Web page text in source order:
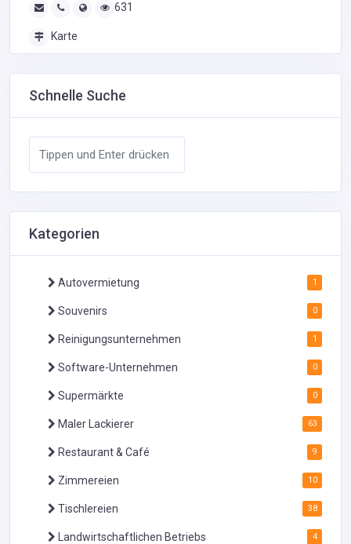
631
Karte
Schnelle Suche
Kategorien
Autovermietung 1
Souvenirs 0
Reinigungsunternehmen 1
Software-Unternehmen 0
Supermärkte 0
Maler Lackierer 63
Restaurant & Café 9
Zimmereien 10
Tischlereien 38
Landwirtschaftlichen Betriebs 4